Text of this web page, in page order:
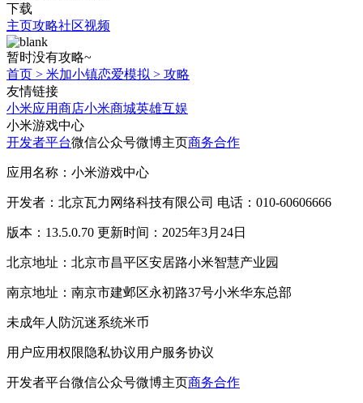
下载
主页攻略社区视频
暂时没有攻略~
首页 > 米加小镇恋爱模拟 > 攻略
友情链接
小米应用商店小米商城英雄互娱
小米游戏中心
开发者平台微信公众号微博主页商务合作
应用名称：小米游戏中心
开发者：北京瓦力网络科技有限公司 电话：010-60606666
版本：13.5.0.70 更新时间：2025年3月24日
北京地址：北京市昌平区安居路小米智慧产业园
南京地址：南京市建邺区永初路37号小米华东总部
未成年人防沉迷系统米币
用户应用权限隐私协议用户服务协议
开发者平台微信公众号微博主页商务合作